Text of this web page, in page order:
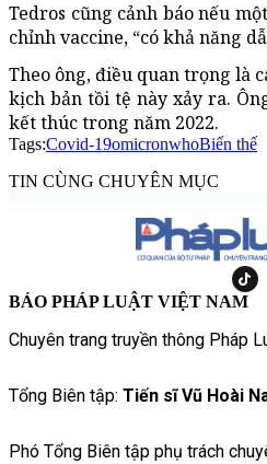
Tedros cũng cảnh báo nếu
chỉnh vaccine, “có khả năng
Theo ông, điều quan trọng là
kịch bản tồi tệ này xảy ra.
kết thúc trong năm 2022.
Tags:Covid-19omicronwhoBiến thế
TIN CÙNG CHUYÊN MỤC
BÁO PHÁP LUẬT VIỆT NAM
Chuyên trang truyền thông Pháp
Tổng Biên tập: Tiến sĩ Vũ Hoài
Phó Tổng Biên tập phụ trách